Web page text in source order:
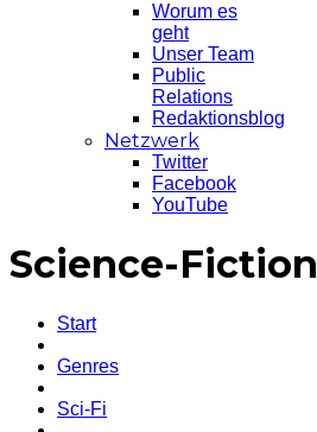
Worum es
geht
Unser Team
Public
Relations
Redaktionsblog
Netzwerk
Twitter
Facebook
YouTube
Science-
Start
Genres
Sci-Fi